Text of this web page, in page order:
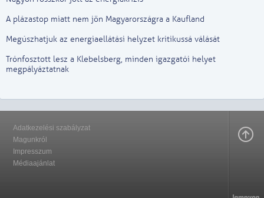
A plázastop miatt nem jön Magyarországra a Kaufland
Megúszhatjuk az energiaellátási helyzet kritikussá válását
Trónfosztott lesz a Klebelsberg, minden igazgatói helyet
megpályáztatnak
Adatkezelési szabályzat
Magunkról
Impresszum
Médiaajánlat